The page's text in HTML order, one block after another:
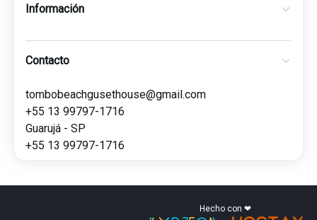
Información
Contacto
tombobeachgusethouse@gmail.com
+55 13 99797-1716
Guarujá - SP
+55 13 99797-1716
Hecho con ❤